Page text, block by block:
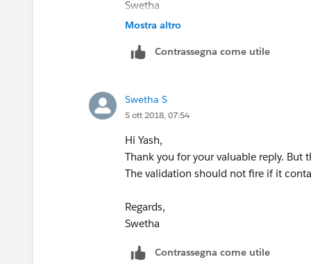
Swetha
Mostra altro
Contrassegna come utile
Swetha S
5 ott 2018, 07:54
Hi Yash,
Thank you for your valuable reply.
The validation should not fire if it
Regards,
Swetha
Contrassegna come utile